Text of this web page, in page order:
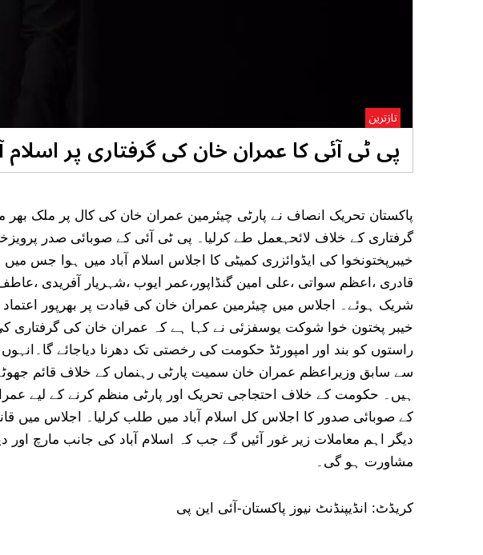
پی ٹی آئی کا عمران خان کی گرفتاری پر اسلام
تازترین
پاکستان تحریک انصاف نے پارٹی چیئرمین عمران خان کی کال پر ملک
گرفتاری کے خلاف لائحہعمل طے کرلیا۔ پی ٹی آئی کے صوبائی صدر
خیبرپختونخوا کی ایڈوائزری کمیٹی کا اجلاس اسلام آباد میں ہوا جس
قادری ،اعظم سواتی ،علی امین گنڈاپور،عمر ایوب ،شہریار آفریدی
شریک ہوئے۔ اجلاس میں چیئرمین عمران خان کی قیادت پر بھرپور اعتماد
خیبر پختون خوا شوکت یوسفزئی نے کہا ہے کہ عمران خان کی گرفتاری
راستوں کو بند اور امپورٹڈ حکومت کی رخصتی تک دھرنا دیاجائے
سے سابق وزیراعظم عمران خان سمیت پارٹی رہنماں کے خلاف قائم
ہیں۔ حکومت کے خلاف احتجاجی تحریک اور پارٹی منظم کرنے کے لیے
کے صوبائی صدور کا اجلاس کل اسلام آباد میں طلب کرلیا۔ اجلاس میں
دیگر اہم معاملات زیر غور آئیں گے جب کہ اسلام آباد کی جانب مارچ اور
مشاورت ہو گی۔
کریڈٹ: انڈیپنڈنٹ نیوز پاکستان-آئی این پی